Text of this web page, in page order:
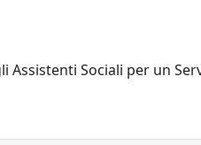
Assistenti Sociali per un